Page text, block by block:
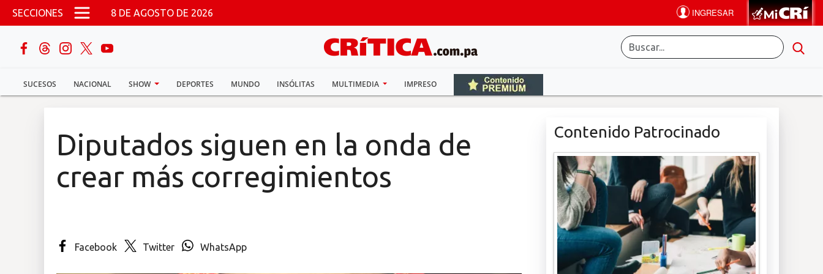
Pasar al contenido principal
SECCIONES 8 DE AGOSTO DE 2026
SUCESOS NACIONAL SHOW DEPORTES MUNDO INSÓLITAS MULTIMEDIA IMPRESO
buscar
Sucesos
Diputados siguen en la onda de
crear más corregimientos
Facebook Twitter WhatsApp
Contenido Patrocinado